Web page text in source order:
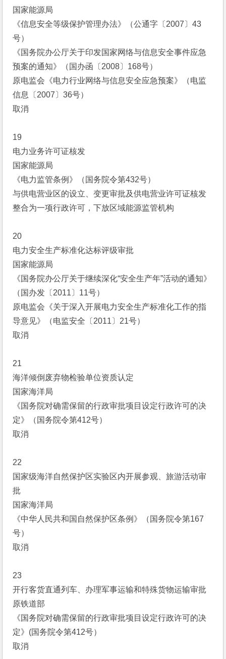
国家能源局
《信息安全等级保护管理办法》（公通字〔2007〕43
号）
《国务院办公厅关于印发国家网络与信息安全事件应急
预案的通知》（国办函〔2008〕168号）
原电监会《电力行业网络与信息安全应急预案》（电监
信息〔2007〕36号）
取消
19
电力业务许可证核发
国家能源局
《电力监管条例》（国务院令第432号）
与供电营业区的设立、变更审批及供电营业许可证核发
整合为一项行政许可，下放区域能源监管机构
20
电力安全生产标准化达标评级审批
国家能源局
《国务院办公厅关于继续深化“安全生产年”活动的通知》
（国办发〔2011〕11号）
原电监会《关于深入开展电力安全生产标准化工作的指
导意见》（电监安全〔2011〕21号）
取消
21
海洋倾倒废弃物检验单位资质认定
国家海洋局
《国务院对确需保留的行政审批项目设定行政许可的决
定》（国务院令第412号）
取消
22
国家级海洋自然保护区实验区内开展参观、旅游活动审
批
国家海洋局
《中华人民共和国自然保护区条例》（国务院令第167
号）
取消
23
开行客货直通列车、办理军事运输和特殊货物运输审批
原铁道部
《国务院对确需保留的行政审批项目设定行政许可的决
定》(国务院令第412号）
取消